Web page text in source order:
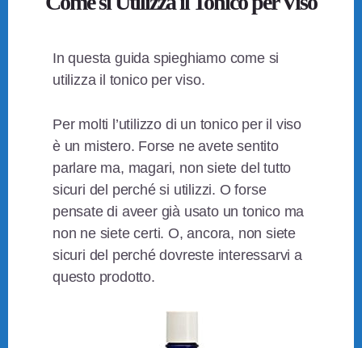
In questa guida spieghiamo come si
utilizza il tonico per viso.
Per molti l’utilizzo di un tonico per il viso
è un mistero. Forse ne avete sentito
parlare ma, magari, non siete del tutto
sicuri del perché si utilizzi. O forse
pensate di aveer già usato un tonico ma
non ne siete certi. O, ancora, non siete
sicuri del perché dovreste interessarvi a
questo prodotto.